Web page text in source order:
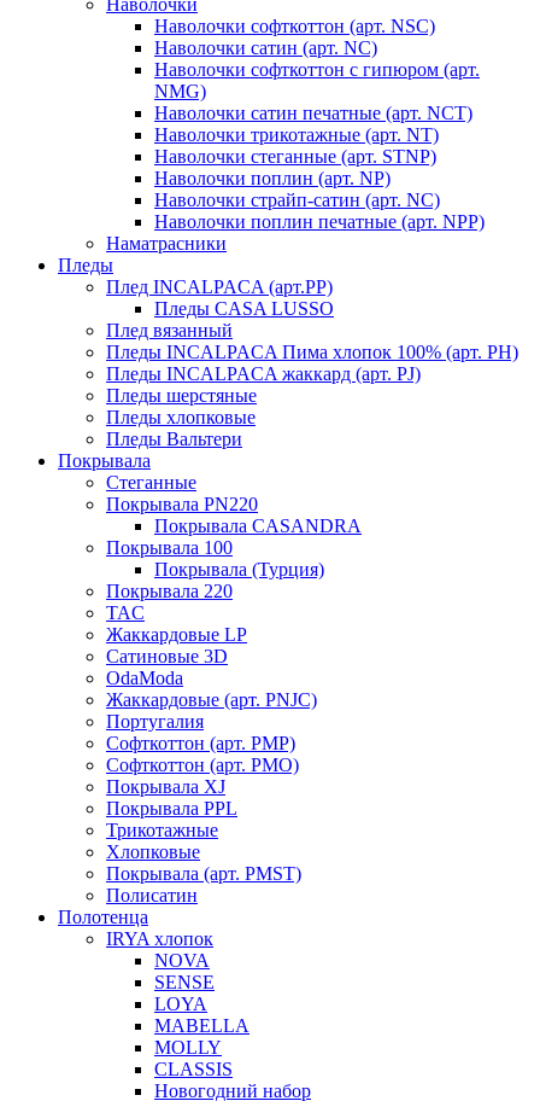
Наволочки
Наволочки софткоттон (арт. NSC)
Наволочки сатин (арт. NC)
Наволочки софткоттон с гипюром (арт.
NMG)
Наволочки сатин печатные (арт. NCT)
Наволочки трикотажные (арт. NT)
Наволочки стеганные (арт. STNP)
Наволочки поплин (арт. NP)
Наволочки страйп-сатин (арт. NC)
Наволочки поплин печатные (арт. NPP)
Наматрасники
Пледы
Плед INCALPACA (арт.PP)
Пледы CASA LUSSO
Плед вязанный
Пледы INCALPACA Пима хлопок 100% (арт. PH)
Пледы INCALPACA жаккард (арт. PJ)
Пледы шерстяные
Пледы хлопковые
Пледы Вальтери
Покрывала
Стеганные
Покрывала PN220
Покрывала CASANDRA
Покрывала 100
Покрывала (Турция)
Покрывала 220
TAC
Жаккардовые LP
Сатиновые 3D
OdaModa
Жаккардовые (арт. PNJC)
Португалия
Софткоттон (арт. PMP)
Софткоттон (арт. PMO)
Покрывала XJ
Покрывала PPL
Трикотажные
Хлопковые
Покрывала (арт. PMST)
Полисатин
Полотенца
IRYA хлопок
NOVA
SENSE
LOYA
MABELLA
MOLLY
CLASSIS
Новогодний набор